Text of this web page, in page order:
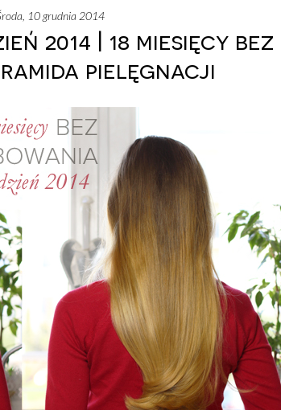
środa, 10 grudnia 2014
2014 | 18 miesięcy bez
pielęgnacji